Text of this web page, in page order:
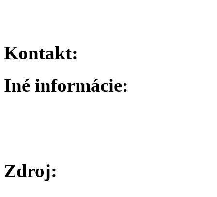
Kontakt:
Iné informácie:
Zdroj: